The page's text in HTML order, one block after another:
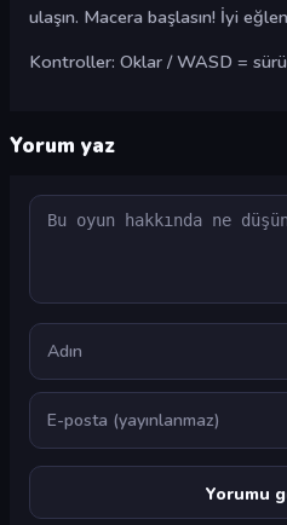
ulaşın. Macera başlasın! İyi
Kontroller: Oklar / WASD =
Yorum yaz
Yorum
Ad
E-posta